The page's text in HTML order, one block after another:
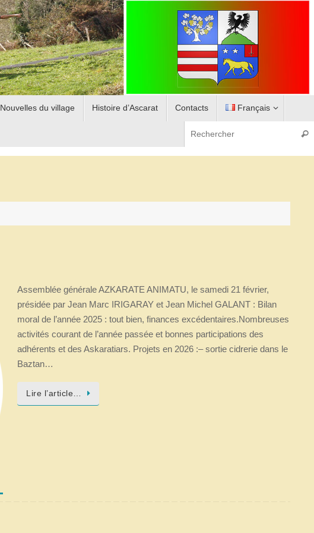
Nouvelles du village Histoire d’Ascarat Contacts Français
Assemblée générale AZKARATE ANIMATU, le samedi 21 février,
présidée par Jean Marc IRIGARAY et Jean Michel GALANT : Bilan
moral de l’année 2025 : tout bien, finances excédentaires.Nombreuses
activités courant de l’année passée et bonnes participations des
adhérents et des Askaratiars. Projets en 2026 :– sortie cidrerie dans le
Baztan…
Lire l’article…